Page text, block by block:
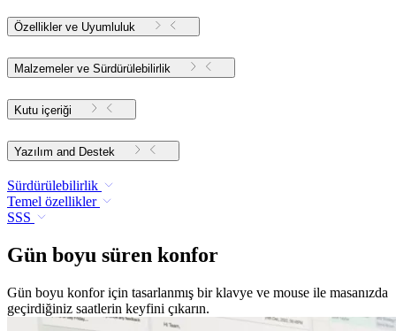
Özellikler ve Uyumluluk
Malzemeler ve Sürdürülebilirlik
Kutu içeriği
Yazılım and Destek
Sürdürülebilirlik
Temel özellikler
SSS
Gün boyu süren konfor
Gün boyu konfor için tasarlanmış bir klavye ve mouse ile masanızda
geçirdiğiniz saatlerin keyfini çıkarın.